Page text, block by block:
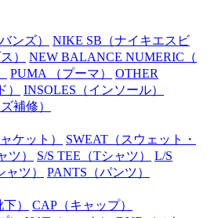
バンズ） NIKE SB （ナイキエスビ
） NEW BALANCE NUMERIC （
PUMA （プーマ）
OTHER
） INSOLES （インソール）
補修）
ャケット） SWEAT （スウェット・
ツ） S/S TEE （Tシャツ）
L/S
ツ） PANTS （パンツ）
下） CAP （キャップ）